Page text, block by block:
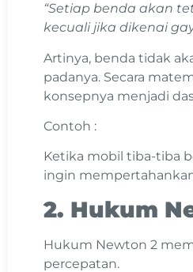
“Setiap benda akan
kecuali jika dikenai
Artinya, benda tidak
padanya. Secara
konsepnya menjadi
Contoh :
Ketika mobil tiba-tiba
ingin
2. Hukum
Hukum Newton 2
percepatan.